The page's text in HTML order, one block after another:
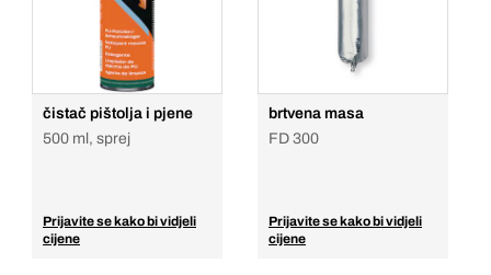
čistač pištolja i pjene
500 ml, sprej
Prijavite se kako bi vidjeli
cijene
brtvena masa
FD 300
Prijavite se kako bi vidjeli
cijene